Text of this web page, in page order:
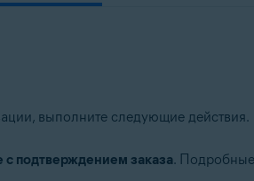
выполните следующие действия.
подтверждением заказа.